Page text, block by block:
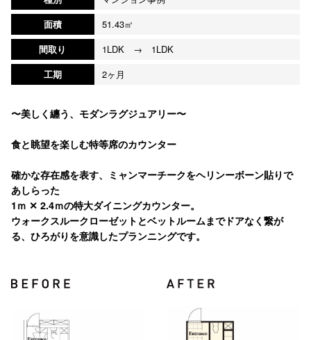
面積
51.43㎡
間取り
1LDK → 1LDK
工期
2ヶ月
〜美しく纏う、モダンラグジュアリー〜
食と眺望を楽しむ特等席のカウンター
確かな存在感を表す、ミャンマーチークをヘリンーボーン貼りで
あしらった
1ｍ ✕ 2.4ｍの特大ダイニングカウンター。
ウォークスルークローゼットとベットルームまでドアなく繋が
る、ひろがりを意識したプランニングです。